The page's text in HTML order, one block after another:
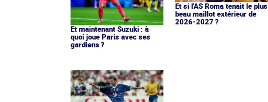
Et maintenant Suzuki : à
quoi joue Paris avec ses
gardiens ?
Et si l'AS Roma tenait le plus
beau maillot extérieur de
2026-2027 ?